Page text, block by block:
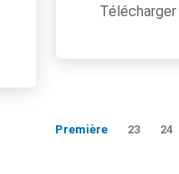
Première 23 24